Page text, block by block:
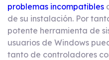
problemas incompatibles
de su instalación. Por
potente herramienta de
usuarios de Windows
tanto de controladores